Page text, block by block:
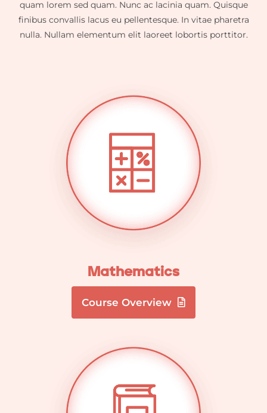
quam lorem sed quam. Nunc ac lacinia quam. Quisque
finibus convallis lacus eu pellentesque. In vitae pharetra
nulla. Nullam elementum elit laoreet lobortis porttitor.
Mathematics
Course Overview